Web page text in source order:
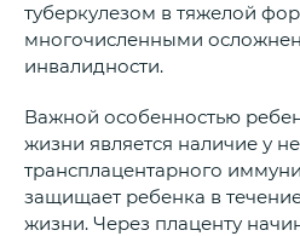
туберкулезом в тяжелой
многочисленными
инвалидности.
Важной особенностью
жизни является наличие у
трансплацентарного
защищает ребенка в
жизни. Через плаценту